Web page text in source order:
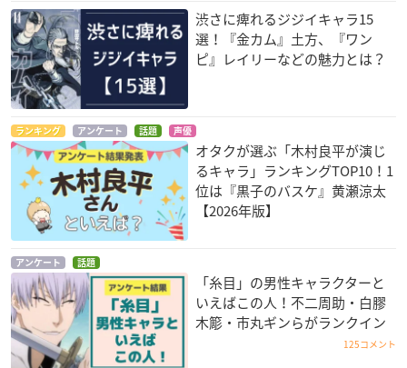
渋さに痺れるジジイキャラ15
選！『金カム』土方、『ワン
ピ』レイリーなどの魅力とは？
ランキング アンケート 話題 声優
オタクが選ぶ「木村良平が演じ
るキャラ」ランキングTOP10！1
位は『黒子のバスケ』黄瀬涼太
【2026年版】
アンケート 話題
「糸目」の男性キャラクターと
いえばこの人！不二周助・白膠
木簓・市丸ギンらがランクイン
125コメント